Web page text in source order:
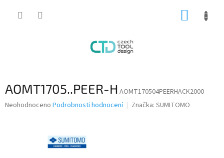
AOMT1705..PEER-H AOMT170504PEERHACK2000
Průměrné
Neohodnoceno Podrobnosti hodnocení Značka: SUMITOMO